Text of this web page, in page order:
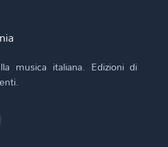
musica italiana. Edizioni di